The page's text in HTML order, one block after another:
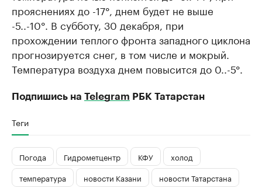
прояснениях до -17°, днем будет не выше
-5..-10°. В субботу, 30 декабря, при
прохождении теплого фронта западного циклона
прогнозируется снег, в том числе и мокрый.
Температура воздуха днем повысится до 0..-5°.
Подпишись на Telegram РБК Татарстан
Теги
Погода Гидрометцентр КФУ
холод
температура
новости Казани
новости Татарстана